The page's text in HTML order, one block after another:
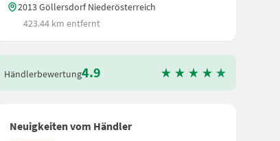
2013 Göllersdorf Niederösterreich
423.44 km entfernt
Händlerbewertung4.9
Neuigkeiten vom Händler